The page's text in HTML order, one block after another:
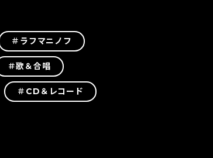
＃ラフマニノフ
＃歌＆合唱
＃CD＆レコード